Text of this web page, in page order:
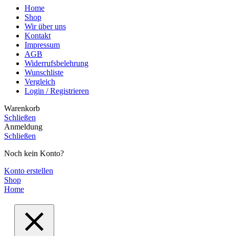
Home
Shop
Wir über uns
Kontakt
Impressum
AGB
Widerrufsbelehrung
Wunschliste
Vergleich
Login / Registrieren
Warenkorb
Schließen
Anmeldung
Schließen
Noch kein Konto?
Konto erstellen
Shop
Home